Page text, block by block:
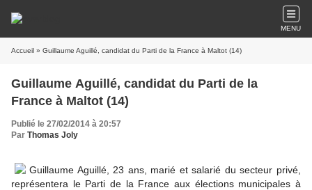
MENU
Accueil » Guillaume Aguillé, candidat du Parti de la France à Maltot (14)
Guillaume Aguillé, candidat du Parti de la
France à Maltot (14)
Publié le 27/02/2014 à 20:57
Par Thomas Joly
Guillaume Aguillé, 23 ans, marié et salarié du secteur privé,
représentera le Parti de la France aux élections municipales à